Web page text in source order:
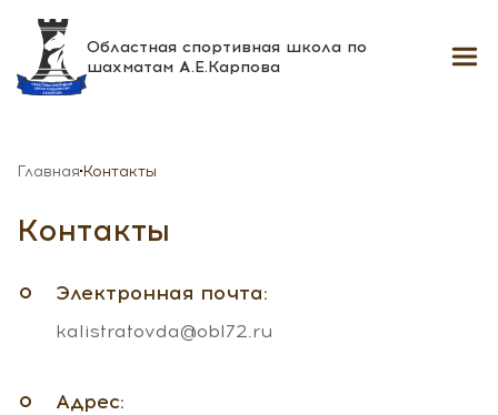
Областная спортивная школа по
шахматам А.Е.Карпова
Главная Контакты
Контакты
Электронная почта:
kalistratovda@obl72.ru
Адрес: